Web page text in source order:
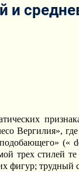
и
Вергилия»,
(«
трех стилей
трудный